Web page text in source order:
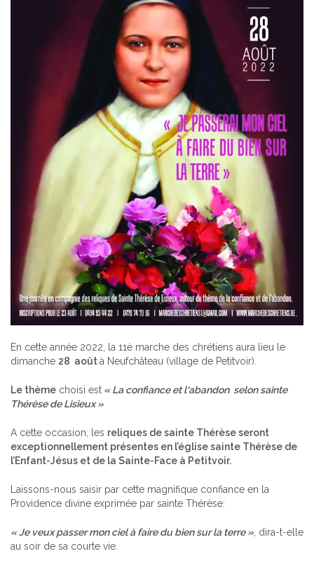
En cette année 2022, la 11è marche des chrétiens aura lieu le
dimanche 28 aoûtà Neufchâteau (village de Petitvoir).
Le thème choisi est « La confiance et l‘abandon selon sainte
Thérèse de Lisieux»
A cette occasion, les reliques de sainte Thérèse seront
exceptionnellement présentes en l’église sainte Thérèse de
l’Enfant-Jésus et de la Sainte-Face à Petitvoir.
Laissons-nous saisir par cette magnifique confiance en la
Providence divine exprimée par sainte Thérèse:
« Je veux passer mon ciel à faire du bien sur la terre » , dira-t-elle
au soir de sa courte vie.